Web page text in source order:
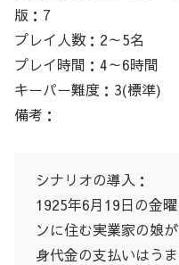
版：7
プレイ人数：2～5名
プレイ時間：4～6時間
キーパー難度：3(標準)
備考：
シナリオの導入：
1925年6月19日の金
ンに住む実業家の娘が
身代金の支払いはう